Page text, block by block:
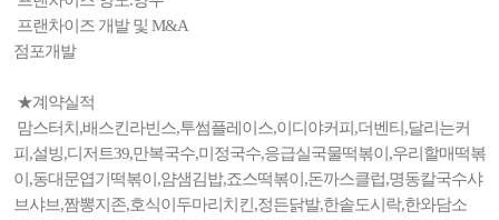
프랜차이즈 개발 및 M&A
점포개발
★계약실적
맘스터치,배스킨라빈스,투썸플레이스,이디야커피,더벤티,달리는커
피,설빙,디저트39,만복국수,미정국수,응급실국물떡볶이,우리할매떡볶
이,동대문엽기떡볶이,얌샘김밥,죠스떡볶이,돈까스클럽,명동칼국수샤
브샤브,짬뽕지존,호식이두마리치킨,정든닭발,한솥도시락,한와담소